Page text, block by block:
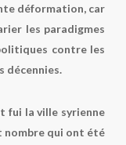
déformation, car
les paradigmes
contre les
décennies.
fui la ville syrienne
nombre qui ont été